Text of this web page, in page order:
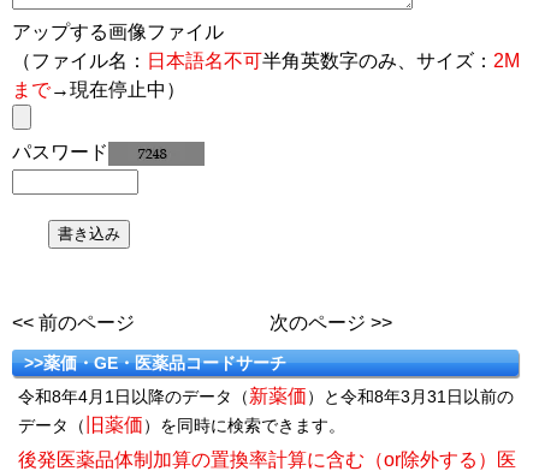
アップする画像ファイル
（ファイル名： 日本語名不可半角英数字のみ、サイズ： 2M
まで→現在停止中）
パスワード
<< 前のページ 次のページ >>
>>薬価・GE・医薬品コードサーチ
令和8年4月1日以降のデータ（新薬価）と令和8年3月31日以前の
データ（ 旧薬価）を同時に検索できます。
後発医薬品体制加算の置換率計算に含む（or除外する）医